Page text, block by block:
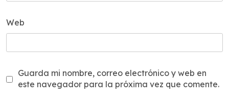
Web
Guarda mi nombre, correo electrónico y web en
este navegador para la próxima vez que comente.